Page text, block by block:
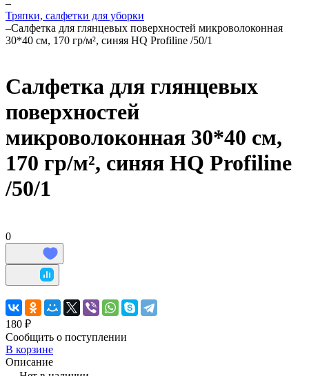
–
Тряпки, салфетки для уборки
–Салфетка для глянцевых поверхностей микроволоконная
30*40 см, 170 гр/м², синяя HQ Profiline /50/1
Салфетка для глянцевых
поверхностей
микроволоконная 30*40 см,
170 гр/м², синяя HQ Profiline
/50/1
0
180 ₽
Сообщить о поступлении
В корзине
Описание